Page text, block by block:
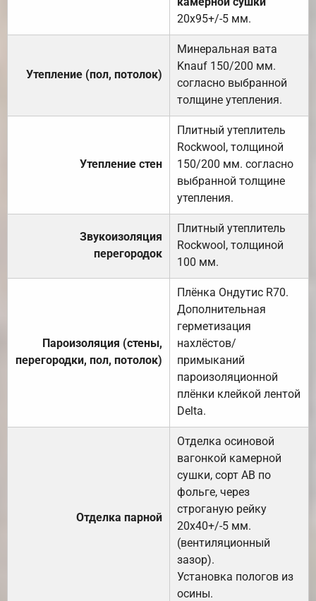
20х95+/-5 мм.
Утепление (пол, потолок)
Минеральная вата
Knauf 150/200 мм.
согласно выбранной
толщине утепления.
Утепление стен
Плитный утеплитель
Rockwool, толщиной
150/200 мм. согласно
выбранной толщине
утепления.
Звукоизоляция
перегородок
Плитный утеплитель
Rockwool, толщиной
100 мм.
Пароизоляция (стены,
перегородки, пол, потолок)
Плёнка Ондутис R70.
Дополнительная
герметизация
нахлёстов/
примыканий
пароизоляционной
плёнки клейкой лентой
Delta.
Отделка парной
Отделка осиновой
вагонкой камерной
сушки, сорт АВ по
фольге, через
строганую рейку
20х40+/-5 мм.
(вентиляционный
зазор).
Установка пологов из
осины.